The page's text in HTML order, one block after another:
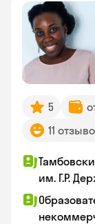
5
11
им. Г.Р.